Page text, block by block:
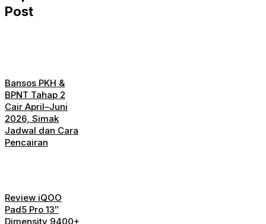
Post
Bansos PKH &
BPNT Tahap 2
Cair April–Juni
2026, Simak
Jadwal dan Cara
Pencairan
Review iQOO
Pad5 Pro 13″
Dimensity 9400+